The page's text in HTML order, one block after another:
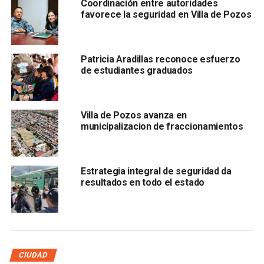
que se realiza en la demarcación.
Durante la reunión con el coordinador de laGN Elías Ruiz
Aldaco, Patricia Aradillas
relacionada con las capacidades operativas del municipio,
incluyendo datos sobre el estado de fuerza policial y las
unidades con las que cuenta la corporación para la
atención de la ciudadanía, así mismo reiteró la disposición
del municipio para trabajar de manera cercana con las
Coordinación entre autoridades
favorece la seguridad en Villa de Pozos
Patricia Aradillas reconoce esfuerzo
de estudiantes graduados
Villa de Pozos avanza en
municipalizacion de fraccionamientos
Estrategia integral de seguridad da
resultados en todo el estado
CIUDAD